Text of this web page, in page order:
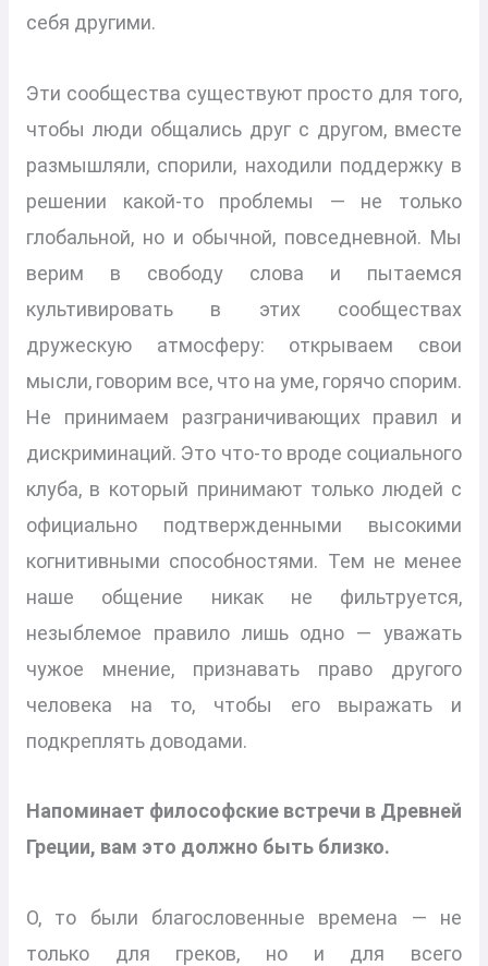
себя другими.
Эти сообщества существуют просто для того,
чтобы люди общались друг с другом, вместе
размышляли, спорили, находили поддержку в
решении какой-то проблемы — не только
глобальной, но и обычной, повседневной. Мы
верим в свободу слова и пытаемся
культивировать в этих сообществах
дружескую атмосферу: открываем свои
мысли, говорим все, что на уме, горячо спорим.
Не принимаем разграничивающих правил и
дискриминаций. Это что-то вроде социального
клуба, в который принимают только людей с
официально подтвержденными высокими
когнитивными способностями. Тем не менее
наше общение никак не фильтруется,
незыблемое правило лишь одно — уважать
чужое мнение, признавать право другого
человека на то, чтобы его выражать и
подкреплять доводами.
Напоминает философские встречи в Древней
Греции, вам это должно быть близко.
О, то были благословенные времена — не
только для греков, но и для всего